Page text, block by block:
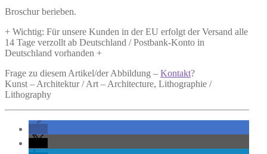
Broschur berieben.
+ Wichtig: Für unsere Kunden in der EU erfolgt der Versand alle
14 Tage verzollt ab Deutschland / Postbank-Konto in
Deutschland vorhanden +
Frage zu diesem Artikel/der Abbildung – Kontakt?
Kunst – Architektur / Art – Architecture, Lithographie /
Lithography